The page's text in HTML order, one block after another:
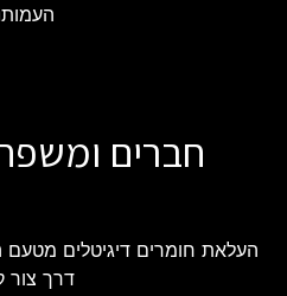
חברים
העלאת חומרים דיגיטלים
דרך צור